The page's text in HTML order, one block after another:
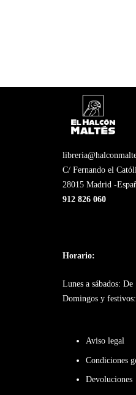
C/ Fernando el
28015 Madrid -
912 826 060
Horario:
Lunes a sábados:
Domingos y
Aviso legal
Condiciones
Devoluciones